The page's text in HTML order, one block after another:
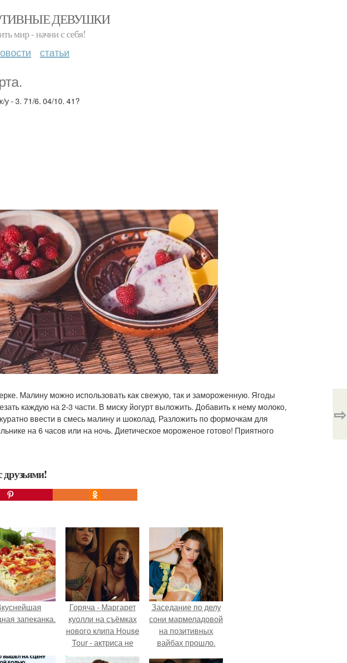
ДЕВУШКИ
мир - начни с себя!
статьи
- 3. 71/6. 04/10. 41?
Малину можно использовать как свежую, так и замороженную. Ягоды
каждую на 2-3 части. В миску йогурт выложить. Добавить к нему молоко,
ввести в смесь малину и шоколад. Разложить по формочкам для
на 6 часов или на ночь. Диетическое мороженое готово! Приятного
друзьями!
⇨
запеканка.
Горяча - Маргарет
куолли на съёмках
нового клипа House
Tour - актриса не
только появилась в
Заседание по делу
сони мармеладовой
на позитивных
вайбах прошло.